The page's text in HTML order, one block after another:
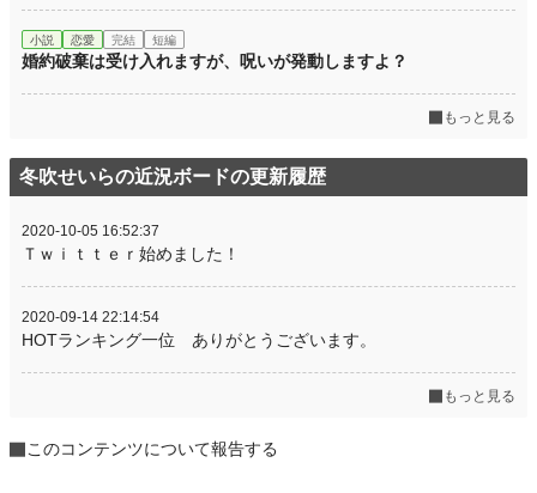
小説 恋愛 完結 短編
婚約破棄は受け入れますが、呪いが発動しますよ？
もっと見る
冬吹せいらの近況ボードの更新履歴
2020-10-05 16:52:37
Ｔｗｉｔｔｅｒ始めました！
2020-09-14 22:14:54
HOTランキング一位 ありがとうございます。
もっと見る
このコンテンツについて報告する